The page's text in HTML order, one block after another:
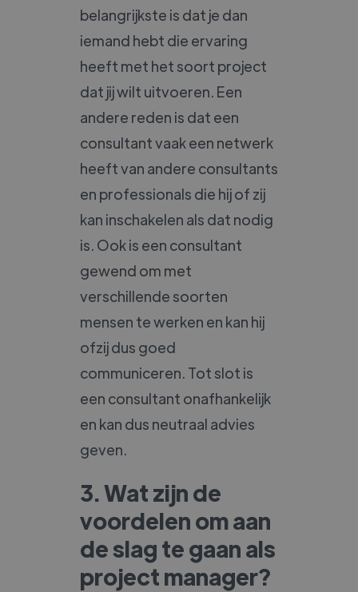
belangrijkste is dat je dan
iemand hebt die ervaring
heeft met het soort project
dat jij wilt uitvoeren. Een
andere reden is dat een
consultant vaak een netwerk
heeft van andere consultants
en professionals die hij of zij
kan inschakelen als dat nodig
is. Ook is een consultant
gewend om met
verschillende soorten
mensen te werken en kan hij
ofzij dus goed
communiceren. Tot slot is
een consultant onafhankelijk
en kan dus neutraal advies
geven.
3. Wat zijn de
voordelen om aan
de slag te gaan als
project manager?